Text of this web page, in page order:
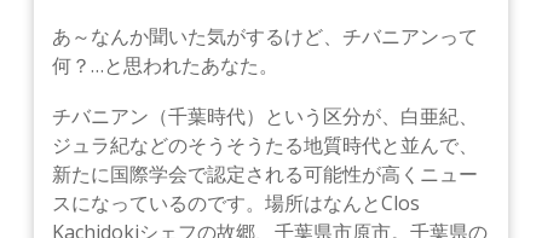
あ～なんか聞いた気がするけど、チバニアンって
何？…と思われたあなた。
チバニアン（千葉時代）という区分が、白亜紀、
ジュラ紀などのそうそうたる地質時代と並んで、
新たに国際学会で認定される可能性が高くニュー
スになっているのです。 場所はなんとClos
Kachidokiシェフの故郷、千葉県市原市。千葉県の